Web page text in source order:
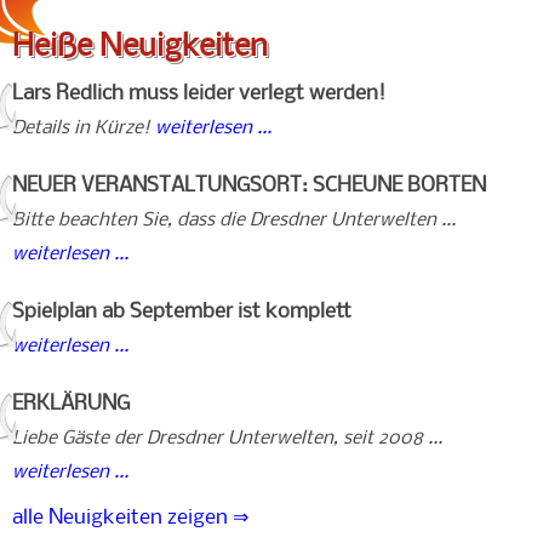
Heiße Neuigkeiten
Lars Redlich muss leider verlegt werden!
Details in Kürze! weiterlesen ...
NEUER VERANSTALTUNGSORT: SCHEUNE BORTEN
Bitte beachten Sie, dass die Dresdner Unterwelten ...
weiterlesen ...
Spielplan ab September ist komplett
weiterlesen ...
ERKLÄRUNG
Liebe Gäste der Dresdner Unterwelten, seit 2008 ...
weiterlesen ...
alle Neuigkeiten zeigen ⇒